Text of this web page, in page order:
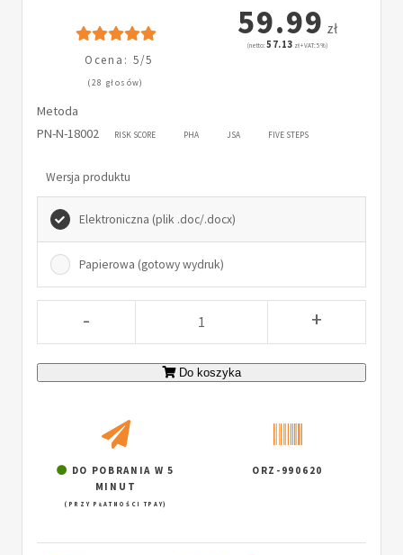
Ocena: 5/5
(28 głosów)
59.99 zł
(netto:57.13 zł + VAT: 5%)
Metoda
PN-N-18002
RISK SCORE PHA JSA FIVE STEPS
Wersja produktu
Elektroniczna (plik .doc/.docx)
Papierowa (gotowy wydruk)
- +
Do koszyka
DO POBRANIA W 5
MINUT
(PRZY PŁATNOŚCI TPAY)
ORZ-990620